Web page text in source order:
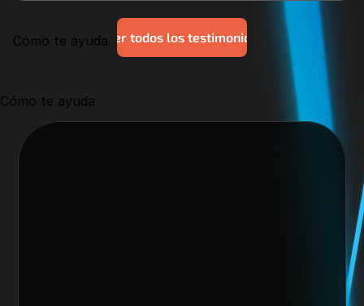
Cómo te ayuda
Ver todos los testimonios
Cómo te ayuda